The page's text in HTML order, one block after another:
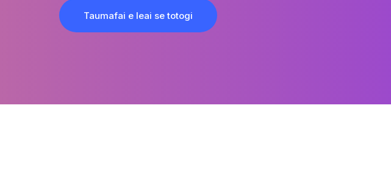
Taumafai e leai se totogi